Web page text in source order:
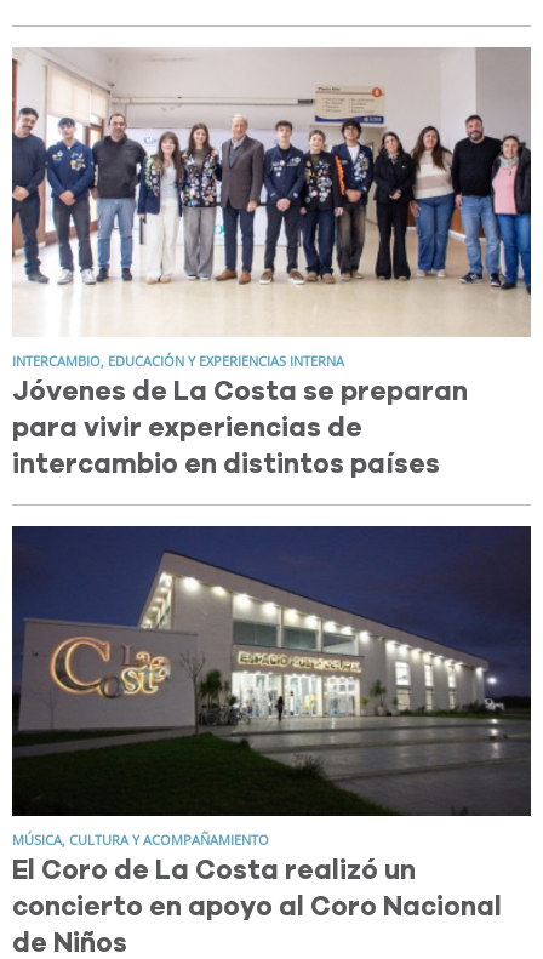
INTERCAMBIO, EDUCACIÓN Y EXPERIENCIAS INTERNA
Jóvenes de La Costa se preparan
para vivir experiencias de
intercambio en distintos países
MÚSICA, CULTURA Y ACOMPAÑAMIENTO
El Coro de La Costa realizó un
concierto en apoyo al Coro Nacional
de Niños